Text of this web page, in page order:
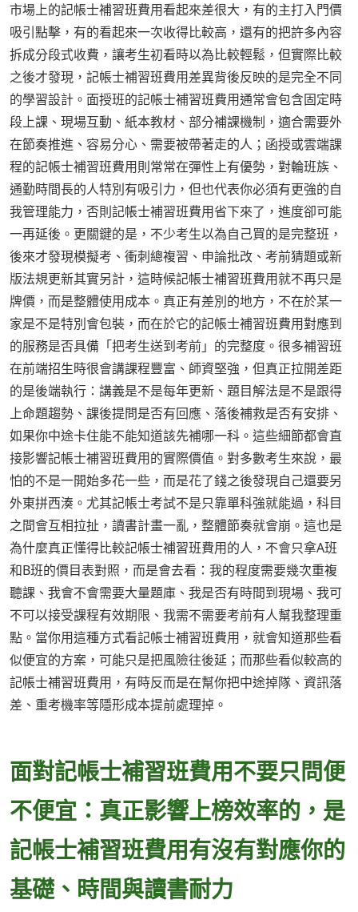
市場上的記帳士補習班費用看起來差很大，有的主打入門價
吸引點擊，有的看起來一次收得比較高，還有的把許多內容
拆成分段式收費，讓考生初看時以為比較輕鬆，但實際比較
之後才發現，記帳士補習班費用差異背後反映的是完全不同
的學習設計。面授班的記帳士補習班費用通常會包含固定時
段上課、現場互動、紙本教材、部分補課機制，適合需要外
在節奏推進、容易分心、需要被帶著走的人；函授或雲端課
程的記帳士補習班費用則常常在彈性上有優勢，對輪班族、
通勤時間長的人特別有吸引力，但也代表你必須有更強的自
我管理能力，否則記帳士補習班費用省下來了，進度卻可能
一再延後。更關鍵的是，不少考生以為自己買的是完整班，
後來才發現模擬考、衝刺總複習、申論批改、考前猜題或新
版法規更新其實另計，這時候記帳士補習班費用就不再只是
牌價，而是整體使用成本。真正有差別的地方，不在於某一
家是不是特別會包裝，而在於它的記帳士補習班費用對應到
的服務是否具備「把考生送到考前」的完整度。很多補習班
在前端招生時很會講課程豐富、師資堅強，但真正拉開差距
的是後端執行：講義是不是每年更新、題目解法是不是跟得
上命題趨勢、課後提問是否有回應、落後補救是否有安排、
如果你中途卡住能不能知道該先補哪一科。這些細節都會直
接影響記帳士補習班費用的實際價值。對多數考生來說，最
怕的不是一開始多花一些，而是花了錢之後發現自己還要另
外東拼西湊。尤其記帳士考試不是只靠單科強就能過，科目
之間會互相拉扯，讀書計畫一亂，整體節奏就會崩。這也是
為什麼真正懂得比較記帳士補習班費用的人，不會只拿A班
和B班的價目表對照，而是會去看：我的程度需要幾次重複
聽課、我會不會需要大量題庫、我是否有時間到現場、我可
不可以接受課程有效期限、我需不需要考前有人幫我整理重
點。當你用這種方式看記帳士補習班費用，就會知道那些看
似便宜的方案，可能只是把風險往後延；而那些看似較高的
記帳士補習班費用，有時反而是在幫你把中途掉隊、資訊落
差、重考機率等隱形成本提前處理掉。
面對記帳士補習班費用不要只問便
不便宜：真正影響上榜效率的，是
記帳士補習班費用有沒有對應你的
基礎、時間與讀書耐力